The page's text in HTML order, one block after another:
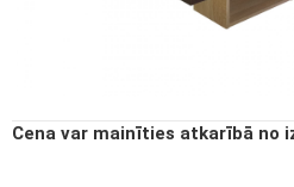
Cena var mainīties atkarībā no